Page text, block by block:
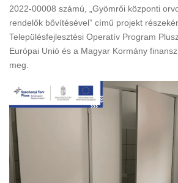
2022-00008 számú, „Gyömrői központi
rendelők bővítésével” című projekt
Településfejlesztési Operatív Program
Európai Unió és a Magyar Kormány
meg.